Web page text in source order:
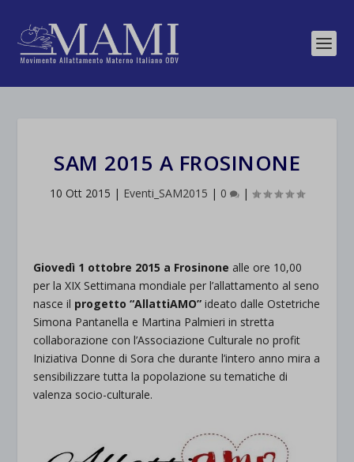
SAM 2015 A FROSINONE
10 Ott 2015 | Eventi_SAM2015 | 0 |
Giovedì 1 ottobre 2015 a Frosinone alle ore 10,00
per la XIX Settimana mondiale per l’allattamento al seno
nasce il progetto “AllattiAMO” ideato dalle Ostetriche
Simona Pantanella e Martina Palmieri in stretta
collaborazione con l’Associazione Culturale no profit
Iniziativa Donne di Sora che durante l’intero anno mira a
sensibilizzare tutta la popolazione su tematiche di
valenza socio-culturale.